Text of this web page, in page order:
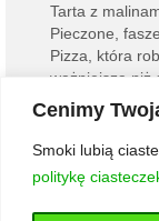
Cenimy
Smoki lubią
politykę
Tarta z
Pieczone,
Pizza, która
ważniejsza niż
Jajka
© 2026 Bardzo Gruby